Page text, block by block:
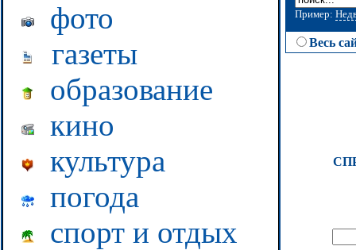
фото
газеты
образование
кино
культура
погода
спорт и отдых
Пример:
Весь